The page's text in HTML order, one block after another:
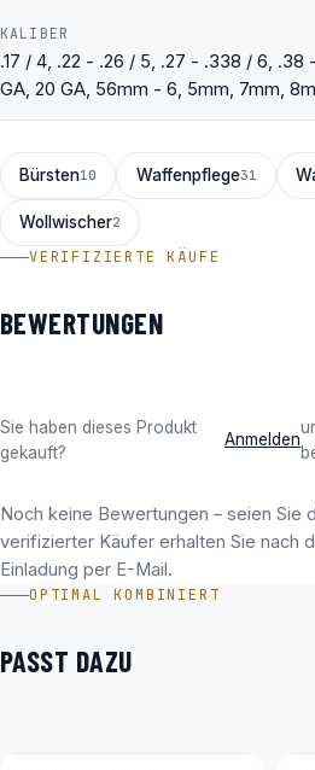
KALIBER
.17 / 4, .22 - .26 / 5, .27 - .338 / 6, .38
GA, 20 GA, 56mm - 6, 5mm, 7mm,
Bürsten10 Waffenpflege31
Wollwischer2
VERIFIZIERTE KÄUFE
BEWERTUNGEN
Sie haben dieses Produkt
gekauft?
Anmelden
Noch keine Bewertungen – seien Sie
verifizierter Käufer erhalten Sie nach
Einladung per E-Mail.
OPTIMAL KOMBINIERT
PASST DAZU